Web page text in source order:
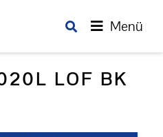
Menü
LOF BK